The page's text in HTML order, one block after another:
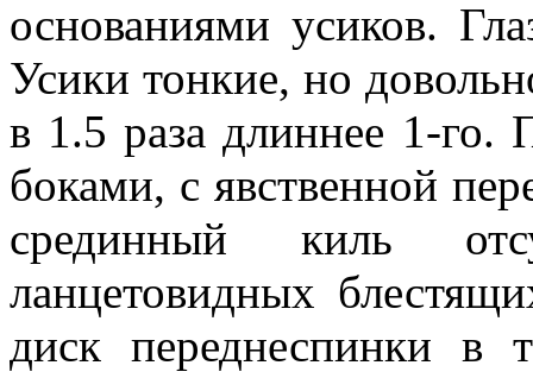
основаниями усиков.
Усики тонкие, но
в 1.5 раза длиннее 1-го.
боками, с явственной
срединный киль
ланцетовидных
диск переднеспинки в